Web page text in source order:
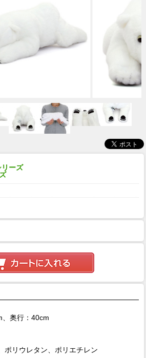
ーズ
奥行：40cm
ポリウレタン、ポリエチレン